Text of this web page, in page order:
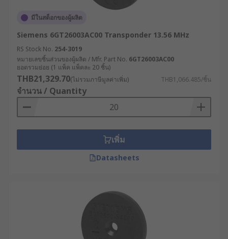
มีในสต็อกของผู้ผลิต
Siemens 6GT26003AC00 Transponder 13.56 MHz
RS Stock No. 254-3019
หมายเลขชิ้นส่วนของผู้ผลิต / Mfr. Part No. 6GT26003AC00
ยอดรวมย่อย (1 แพ็ค แพ็คละ 20 ชิ้น)
THB21,329.70(ไม่รวมภาษีมูลค่าเพิ่ม) THB1,066.485/ชิ้น
จำนวน / Quantity
เพิ่ม
Datasheets